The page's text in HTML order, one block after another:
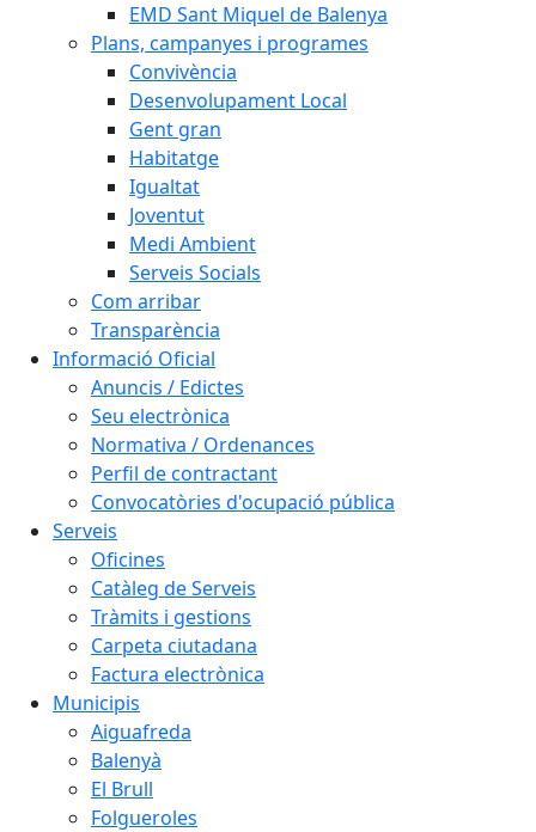
EMD Sant Miquel de Balenya
Plans, campanyes i programes
Convivència
Desenvolupament Local
Gent gran
Habitatge
Igualtat
Joventut
Medi Ambient
Serveis Socials
Com arribar
Transparència
Informació Oficial
Anuncis / Edictes
Seu electrònica
Normativa / Ordenances
Perfil de contractant
Convocatòries d'ocupació pública
Serveis
Oficines
Catàleg de Serveis
Tràmits i gestions
Carpeta ciutadana
Factura electrònica
Municipis
Aiguafreda
Balenyà
El Brull
Folgueroles